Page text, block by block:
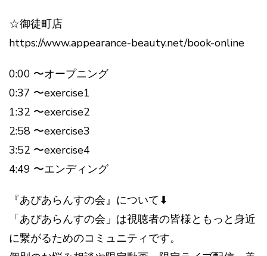
☆御徒町店
https://www.appearance-beauty.net/book-online
0:00 〜オープニング
0:37 〜exercise1
1:32 〜exercise2
2:58 〜exercise3
3:52 〜exercise4
4:49 〜エンディング
『あぴあらんすの会』について⬇︎
「あぴあらんすの会」は視聴者の皆様ともっと身近
に繋がるためのコミュニティです。